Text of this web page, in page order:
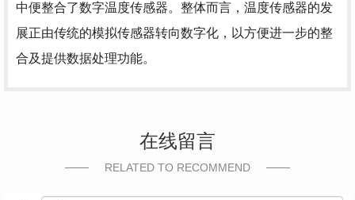
中便整合了数字温度传感器。整体而言，温度传感器的发
展正由传统的模拟传感器转向数字化，以方便进一步的整
合及提供数据处理功能。
在线留言
RELATED TO RECOMMEND